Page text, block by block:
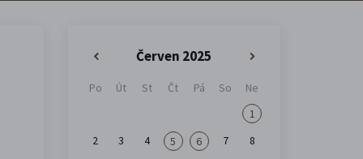
Červen 2025»
Po Út St Čt Pá So
Ne
1
2
3 4 5 6 7
8